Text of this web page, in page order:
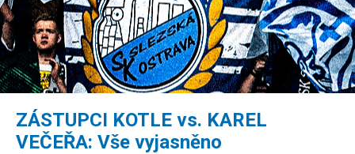
ZÁSTUPCI KOTLE vs. KAREL
VEČEŘA: Vše vyjasněno